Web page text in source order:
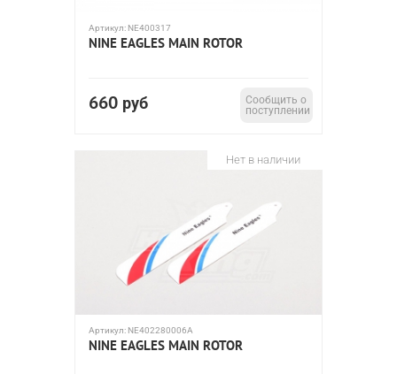
Артикул: NE400317
NINE EAGLES MAIN ROTOR
660 руб
Сообщить о
поступлении
Нет в наличии
Артикул: NE402280006A
NINE EAGLES MAIN ROTOR